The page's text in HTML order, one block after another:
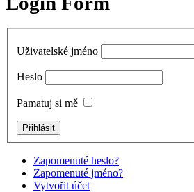
Uživatelské jméno
Heslo
Pamatuj si mě
Zapomenuté heslo?
Zapomenuté jméno?
Vytvořit účet